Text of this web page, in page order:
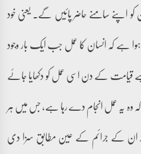
کو اپنے سامنے حاضر پائیں گے۔ یعنی خود
ہے کہ انسان کا عمل جب ایک بار وجود
قیامت کے دن اسی عمل کو دکھایا جائے
وہ یہ عمل انجام دے رہا ہے، جس میں ہر
ان کے جرائم کے عین مطابق سزا دی